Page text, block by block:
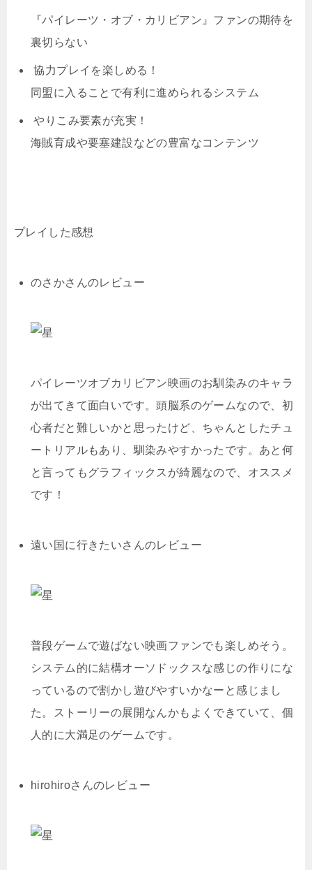
『パイレーツ・オブ・カリビアン』ファンの期待を
裏切らない
協力プレイを楽しめる！
同盟に入ることで有利に進められるシステム
やりこみ要素が充実！
海賊育成や要塞建設などの豊富なコンテンツ
プレイした感想
のさかさんのレビュー
パイレーツオブカリビアン映画のお馴染みのキャラ
が出てきて面白いです。頭脳系のゲームなので、初
心者だと難しいかと思ったけど、ちゃんとしたチュ
ートリアルもあり、馴染みやすかったです。あと何
と言ってもグラフィックスが綺麗なので、オススメ
です！
遠い国に行きたいさんのレビュー
普段ゲームで遊ばない映画ファンでも楽しめそう。
システム的に結構オーソドックスな感じの作りにな
っているので割かし遊びやすいかなーと感じまし
た。ストーリーの展開なんかもよくできていて、個
人的に大満足のゲームです。
hirohiroさんのレビュー